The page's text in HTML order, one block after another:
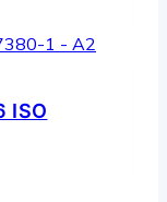
ISO